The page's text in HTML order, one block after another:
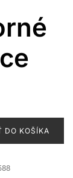
DO KOŠÍKA